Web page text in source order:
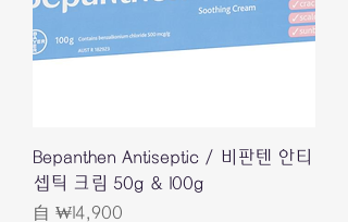
Bepanthen Antiseptic / 비판텐 안티
셉틱 크림 50g & 100g
自 ₩14,900
促銷價格